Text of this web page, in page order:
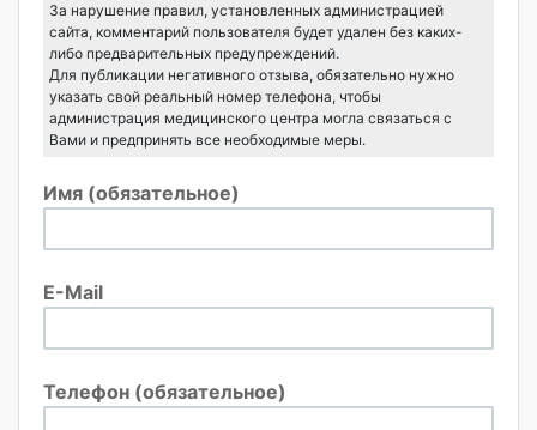
За нарушение правил, установленных администрацией
сайта, комментарий пользователя будет удален без каких-
либо предварительных предупреждений.
Для публикации негативного отзыва, обязательно нужно
указать свой реальный номер телефона, чтобы
администрация медицинского центра могла связаться с
Вами и предпринять все необходимые меры.
Имя (обязательное)
E-Mail
Телефон (обязательное)